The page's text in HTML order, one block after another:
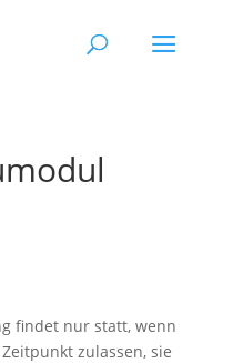
findet nur statt, wenn
zulassen, sie